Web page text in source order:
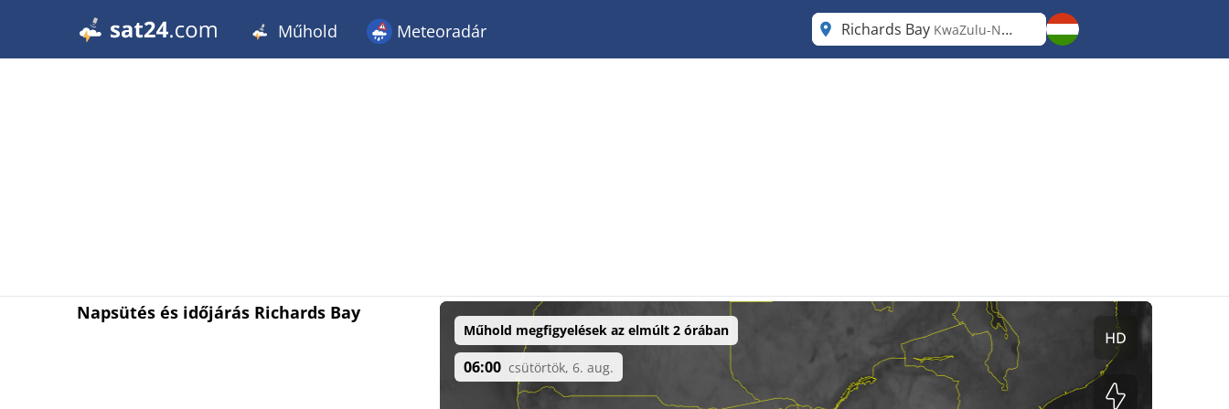
Műhold Meteoradár Richards Bay KwaZulu-Natal
Napsütés és időjárás Richards Bay
Műhold megfigyelések az elmúlt 2 órában
06:00 csütörtök, 6. aug.